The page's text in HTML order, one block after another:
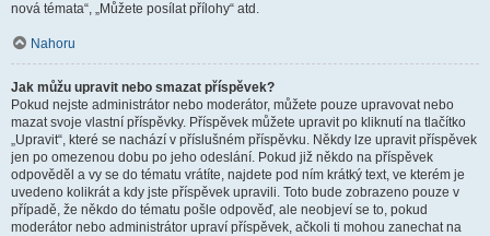
nová témata“, „Můžete posílat přílohy“ atd.
Nahoru
Jak můžu upravit nebo smazat příspěvek?
Pokud nejste administrátor nebo moderátor, můžete pouze upravovat nebo
mazat svoje vlastní příspěvky. Příspěvek můžete upravit po kliknutí na tlačítko
„Upravit“, které se nachází v příslušném příspěvku. Někdy lze upravit příspěvek
jen po omezenou dobu po jeho odeslání. Pokud již někdo na příspěvek
odpověděl a vy se do tématu vrátíte, najdete pod ním krátký text, ve kterém je
uvedeno kolikrát a kdy jste příspěvek upravili. Toto bude zobrazeno pouze v
případě, že někdo do tématu pošle odpověď, ale neobjeví se to, pokud
moderátor nebo administrátor upraví příspěvek, ačkoli ti mohou zanechat na